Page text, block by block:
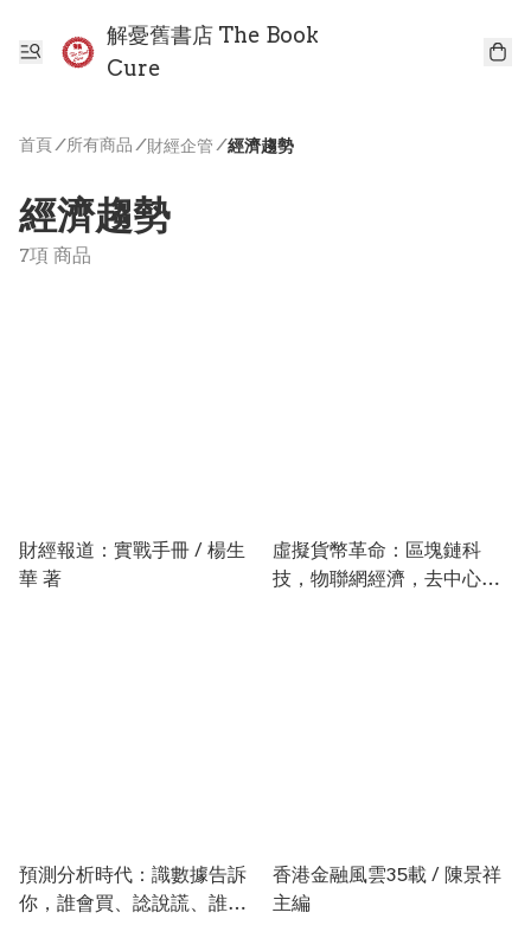
解憂舊書店 The Book
Cure
首頁/ 所有商品 / 財經企管 /經濟趨勢
經濟趨勢
7項 商品
財經報道：實戰手冊 / 楊生
華 著
虛擬貨幣革命：區塊鏈科
技，物聯網經濟，去中心代
預測分析時代：識數據告訴
你，誰會買、諗說謊、誰會
香港金融風雲35載 / 陳景祥
主編